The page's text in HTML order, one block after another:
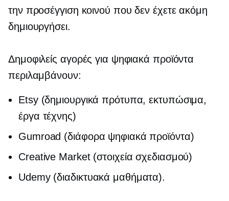
την προσέγγιση κοινού που δεν έχετε ακόμη
δημιουργήσει.
Δημοφιλείς αγορές για ψηφιακά προϊόντα
περιλαμβάνουν:
Etsy (δημιουργικά πρότυπα, εκτυπώσιμα,
έργα τέχνης)
Gumroad (διάφορα ψηφιακά προϊόντα)
Creative Market (στοιχεία σχεδιασμού)
Udemy (διαδικτυακά μαθήματα).